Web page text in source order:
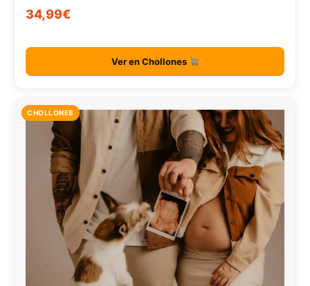
34,99€
Ver en Chollones
CHOLLONES